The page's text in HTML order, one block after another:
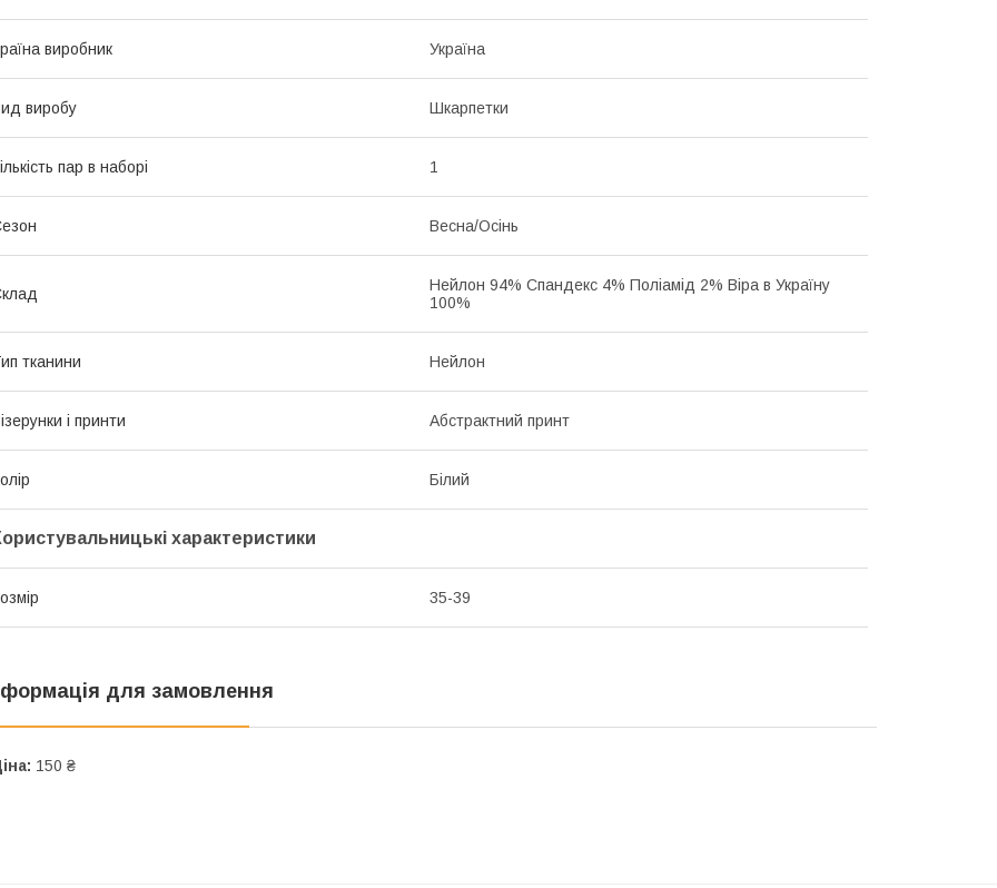
виробник Україна
виробу Шкарпетки
пар в наборі 1
Весна/Осінь
Нейлон 94% Спандекс 4% Поліамід 2% Віра в Україну
100%
тканини Нейлон
і принти Абстрактний принт
Білий
характеристики
35-39
для замовлення
150 ₴